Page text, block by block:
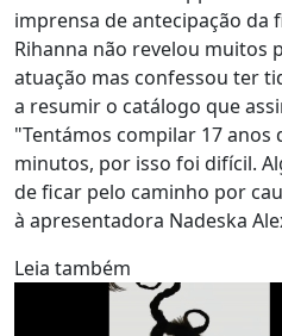
imprensa de antecipação da
Rihanna não revelou muitos
atuação mas confessou ter
a resumir o catálogo que
"Tentámos compilar 17 anos
minutos, por isso foi difícil.
de ficar pelo caminho por
à apresentadora Nadeska
Leia também